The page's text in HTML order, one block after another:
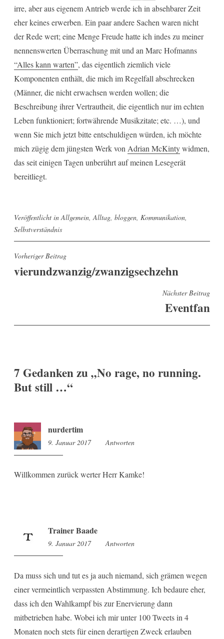
irre, aber aus eigenem Antrieb werde ich in absehbarer Zeit
eher keines erwerben. Ein paar andere Sachen waren nicht
der Rede wert; eine Menge Freude hatte ich indes zu meiner
nennenswerten Überraschung mit und an Marc Hofmanns
“Alles kann warten”, das eigentlich ziemlich viele
Komponenten enthält, die mich im Regelfall abschrecken
(Männer, die nicht erwachsen werden wollen; die
Beschreibung ihrer Vertrautheit, die eigentlich nur im echten
Leben funktioniert; fortwährende Musikzitate; etc. …), und
wenn Sie mich jetzt bitte entschuldigen würden, ich möchte
mich zügig dem jüngsten Werk von Adrian McKintywidmen,
das seit einigen Tagen unberührt auf meinen Lesegerät
bereitliegt.
Veröffentlicht in Allgemein Alltag bloggen Kommunikation
Selbstverständnis
Beitragsnavigation
Vorheriger Beitrag
vierundzwanzig/zwanzigsechzehn
Nächster Beitrag
Eventfan
7 Gedanken zu „No rage, no running.
But still …“
nurdertim
9. Januar 2017 18:50
Antworten
Willkommen zurück werter Herr Kamke!
Trainer Baade
9. Januar 2017 19:35
Antworten
Da muss sich und tut es ja auch niemand, sich grämen wegen
einer vermeintlich verpassten Abstimmung. Ich bedaure eher,
dass ich den Wahlkampf bis zur Enervierung dann
mitbetrieben habe. Wobei ich mir unter 100 Tweets in 4
Monaten noch stets für einen derartigen Zweck erlauben